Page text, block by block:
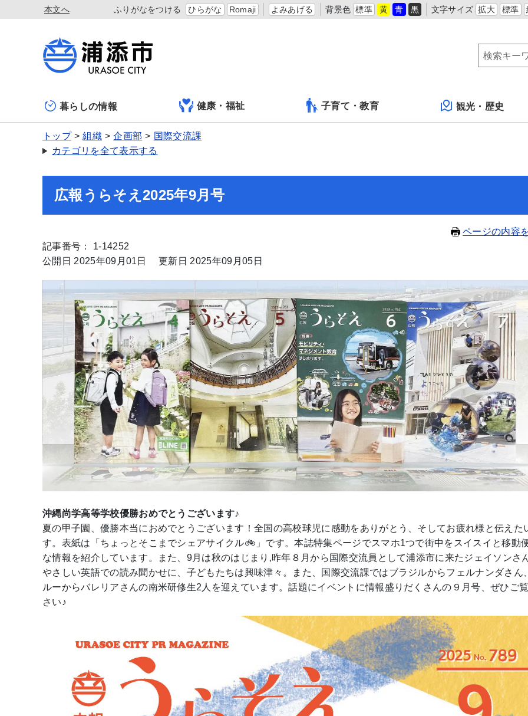
本文へ ふりがなをつける ひらがな Romaji よみあげる 背景色 標準 黄 青 黒 文字サイズ 拡大 標準
暮らしの情報 健康・福祉 子育て・教育 観光・歴史
トップ 組織 企画部
国際交流課
カテゴリを全て表示する
広報うらそえ2025年9月号
ページの内容
記事番号： 1-14252
公開日 2025年09月01日
更新日 2025年09月05日
沖縄尚学高等学校優勝おめでとうございます♪
夏の甲子園、優勝本当におめでとうございます！全国の高校球児に感動をありがとう、そしてお疲れ様と伝えた
す。表紙は「ちょっとそこまでシェアサイクル🚲」です。本誌特集ページでスマホ1つで街中をスイスイと移動
な情報を紹介しています。また、9月は秋のはじまり,昨年８月から国際交流員として浦添市に来たジェイソンさ
やさしい英語での読み聞かせに、子どもたちは興味津々。また、国際交流課ではブラジルからフェルナンダさん
ルーからバレリアさんの南米研修生2人を迎えています。話題にイベントに情報盛りだくさんの９月号、ぜひご
さい♪